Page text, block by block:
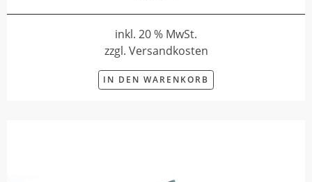
inkl. 20 % MwSt.
zzgl. Versandkosten
IN DEN WARENKORB